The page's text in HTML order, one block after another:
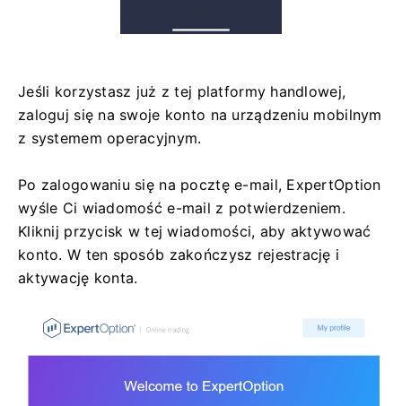
Jeśli korzystasz już z tej platformy handlowej,
zaloguj się na swoje konto na urządzeniu mobilnym
z systemem operacyjnym.
Po zalogowaniu się na pocztę e-mail, ExpertOption
wyśle ​​Ci wiadomość e-mail z potwierdzeniem.
Kliknij przycisk w tej wiadomości, aby aktywować
konto. W ten sposób zakończysz rejestrację i
aktywację konta.